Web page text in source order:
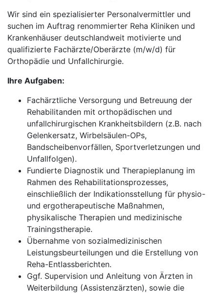
Wir sind ein spezialisierter Personalvermittler und
suchen im Auftrag renommierter Reha Kliniken und
Krankenhäuser deutschlandweit motivierte und
qualifizierte Fachärzte/Oberärzte (m/w/d) für
Orthopädie und Unfallchirurgie.
Ihre Aufgaben:
Fachärztliche Versorgung und Betreuung der
Rehabilitanden mit orthopädischen und
unfallchirurgischen Krankheitsbildern (z.B. nach
Gelenkersatz, Wirbelsäulen-OPs,
Bandscheibenvorfällen, Sportverletzungen und
Unfallfolgen).
Fundierte Diagnostik und Therapieplanung im
Rahmen des Rehabilitationsprozesses,
einschließlich der Indikationsstellung für physio-
und ergotherapeutische Maßnahmen,
physikalische Therapien und medizinische
Trainingstherapie.
Übernahme von sozialmedizinischen
Leistungsbeurteilungen und die Erstellung von
Reha-Entlassberichten.
Ggf. Supervision und Anleitung von Ärzten in
Weiterbildung (Assistenzärzten), sowie die